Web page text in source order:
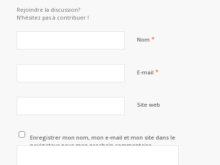
Rejoindre la discussion?
N’hésitez pas à contribuer !
Nom *
E-mail *
Site web
Enregistrer mon nom, mon e-mail et mon site dans le
navigateur pour mon prochain commentaire.